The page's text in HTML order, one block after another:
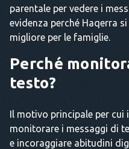
parentale per vedere i
evidenza perché Haqerra
migliore per le famiglie.
Perché
testo?
Il motivo principale per cui
monitorare i messaggi di
e incoraggiare abitudini